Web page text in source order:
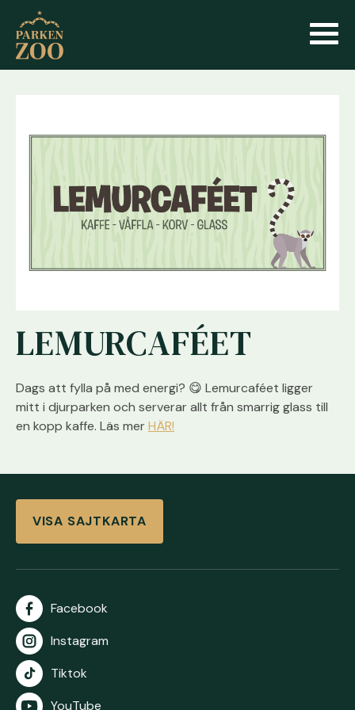
LEMURCAFÉET
Dags att fylla på med energi? 😋 Lemurcaféet ligger
mitt i djurparken och serverar allt från smarrig glass till
en kopp kaffe. Läs mer HÄR!
VISA SAJTKARTA
Facebook
Instagram
Tiktok
YouTube